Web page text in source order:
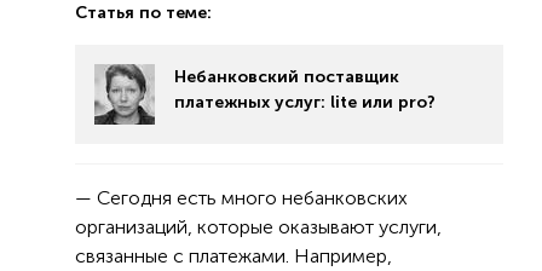
Статья по теме:
Небанковский поставщик
платежных услуг: lite или рro?
— Сегодня есть много небанковских
организаций, которые оказывают услуги,
связанные с платежами. Например,